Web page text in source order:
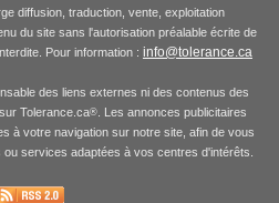
diffusion, traduction, vente, exploitation
du site sans l'autorisation préalable écrite de
Pour information : info@tolerance.ca
des liens externes ni des contenus des
Tolerance.ca®. Les annonces publicitaires
à votre navigation sur notre site, afin de vous
services adaptées à vos centres d'intérêts.